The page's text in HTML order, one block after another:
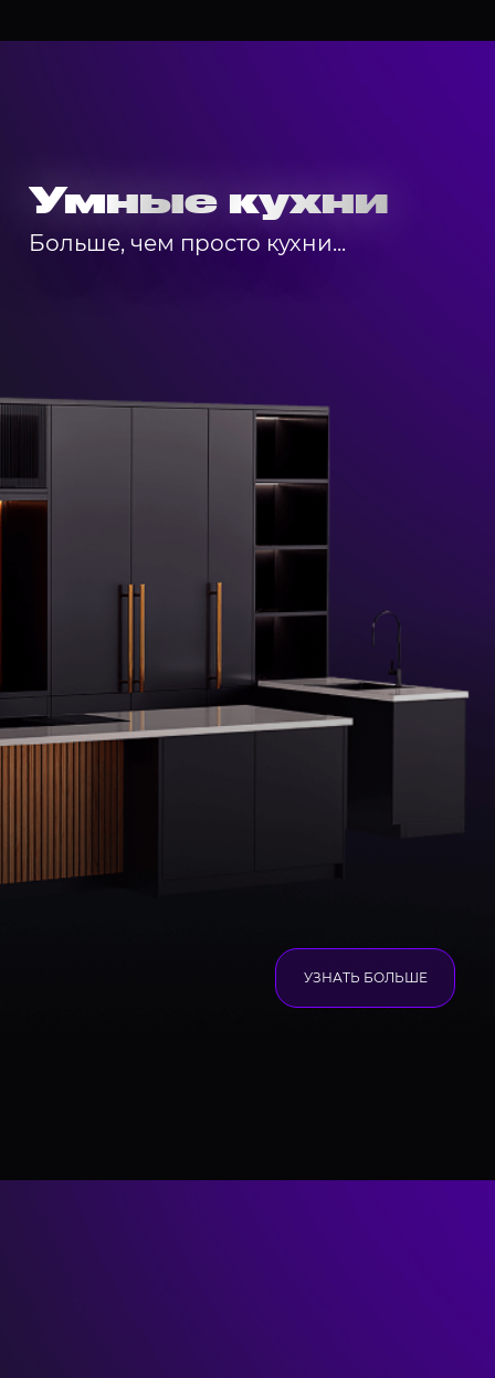
Умные кухни
Больше, чем просто кухни...
УЗНАТЬ БОЛЬШЕ